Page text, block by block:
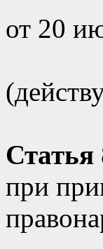
от 20
Статья
при